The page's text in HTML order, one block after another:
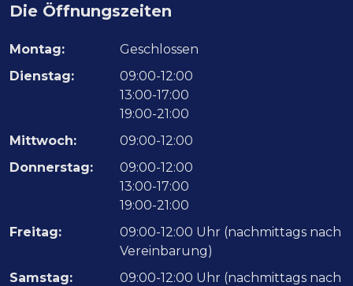
Die Öffnungszeiten
Montag:
Geschlossen
Dienstag:
09:00-12:00
13:00-17:00
19:00-21:00
Mittwoch:
09:00-12:00
Donnerstag:
09:00-12:00
13:00-17:00
19:00-21:00
Freitag:
09:00-12:00 Uhr (nachmittags nach
Vereinbarung)
Samstag:
09:00-12:00 Uhr (nachmittags nach